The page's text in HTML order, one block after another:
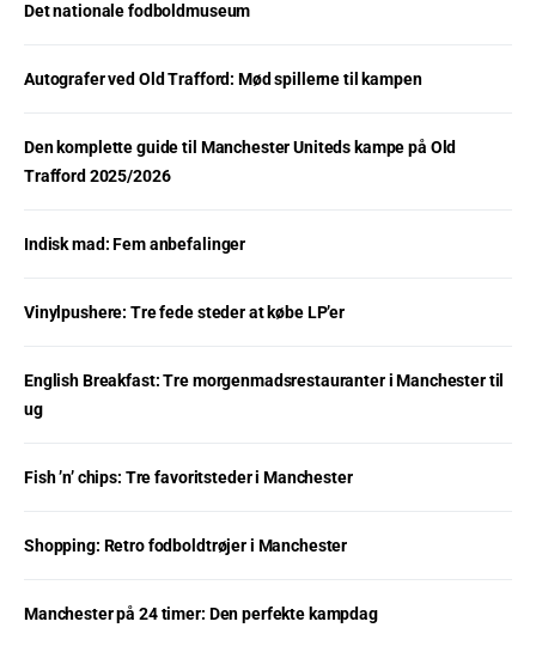
Det nationale fodboldmuseum
Autografer ved Old Trafford: Mød spillerne til kampen
Den komplette guide til Manchester Uniteds kampe på Old
Trafford 2025/2026
Indisk mad: Fem anbefalinger
Vinylpushere: Tre fede steder at købe LP’er
English Breakfast: Tre morgenmadsrestauranter i Manchester til
ug
Fish ’n’ chips: Tre favoritsteder i Manchester
Shopping: Retro fodboldtrøjer i Manchester
Manchester på 24 timer: Den perfekte kampdag